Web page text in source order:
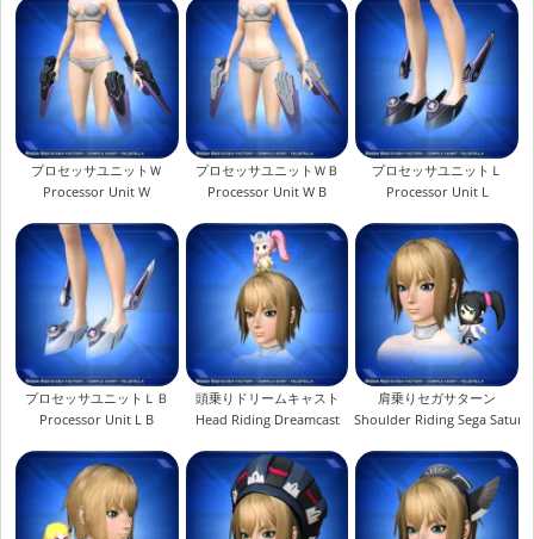
プロセッサユニットＷ
Processor Unit W
プロセッサユニットＷＢ
Processor Unit W B
プロセッサユニットＬ
Processor Unit L
プロセッサユニットＬＢ
Processor Unit L B
頭乗りドリームキャスト
Head Riding Dreamcast
肩乗りセガサターン
Shoulder Riding Sega Saturn